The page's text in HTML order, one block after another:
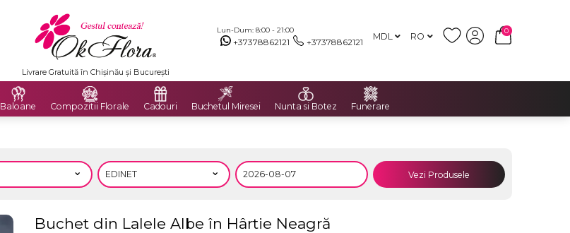
Lun-Dum: 8:00 - 21:00
+37378862121 +37378862121 MDL RO
0
Livrare Gratuită în Chișinău și București
Baloane Compozitii Florale Cadouri Buchetul Miresei Nunta si Botez Funerare
Vezi Produsele
Buchet din Lalele Albe în Hârtie Neagră